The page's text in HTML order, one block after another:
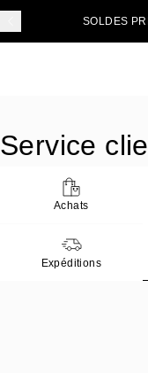
SOLDES
Service
Achats
Expéditions